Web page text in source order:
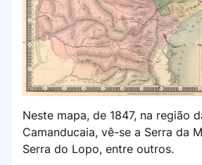
Neste mapa, de 1847, na região
Camanducaia, vê-se a Serra da
Serra do Lopo, entre outros.